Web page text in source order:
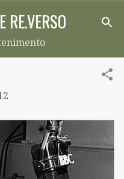
principal
RE.VERSO